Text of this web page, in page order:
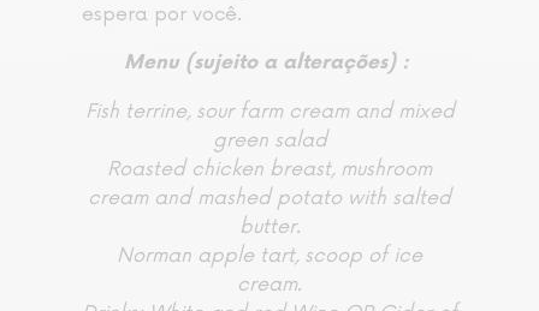
espera por você.
Menu (sujeito a alterações) :
Fish terrine, sour farm cream and mixed
green salad
Roasted chicken breast, mushroom
cream and mashed potato with salted
butter.
Norman apple tart, scoop of ice
cream.